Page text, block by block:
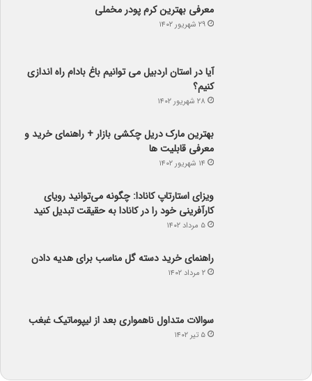
آیا در استان اردبیل می توانیم باغ بادام راه اندازی
کنیم؟
بهترین مارک دریل چکشی بازار + راهنمای خرید و
معرفی قابلیت ها
۱۴ شهریور ۱۴۰۲
ویزای استارتاپ کانادا: چگونه می‌توانید رویای
کارآفرینی خود را در کانادا به حقیقت تبدیل کنید
۵ مرداد ۱۴۰۲
۵ تیر ۱۴۰۲